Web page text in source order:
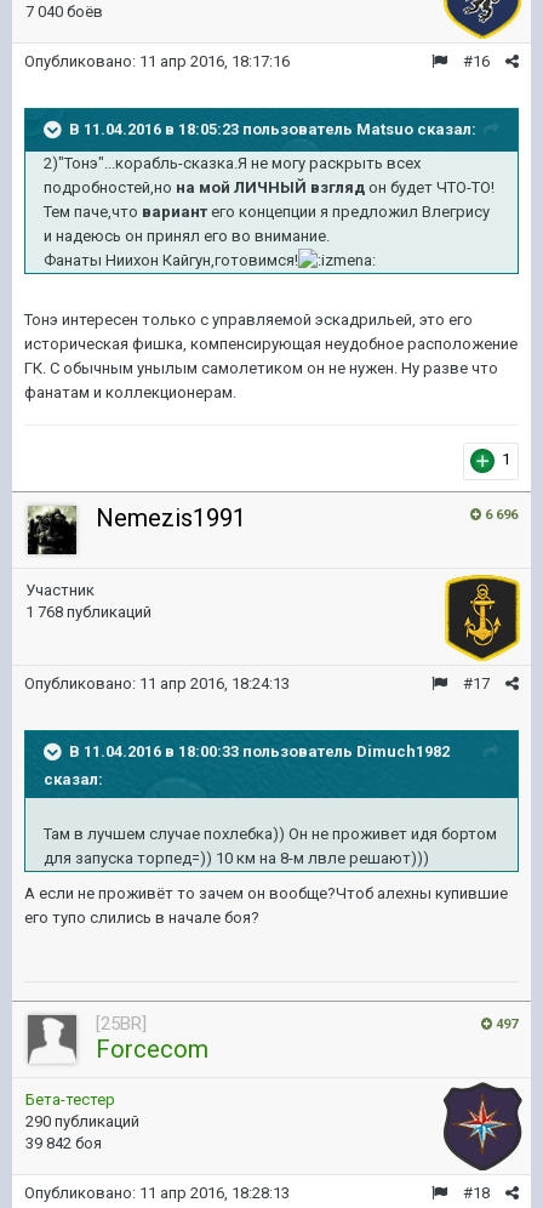
7 040 боёв
#16
Опубликовано: 11 апр 2016, 18:17:16
В 11.04.2016 в 18:05:23 пользователь Matsuo сказал:
2)"Тонэ"...корабль-сказка.Я не могу раскрыть всех
подробностей,но на мой ЛИЧНЫЙ взгляд он будет ЧТО-ТО!
Тем паче,что вариант его концепции я предложил Влегрису
и надеюсь он принял его во внимание.
Фанаты Ниихон Кайгун,готовимся!
Тонэ интересен только с управляемой эскадрильей, это его
историческая фишка, компенсирующая неудобное расположение
ГК. С обычным унылым самолетиком он не нужен. Ну разве что
фанатам и коллекционерам.
1
6 696
Nemezis1991
Участник
1 768 публикаций
#17
Опубликовано: 11 апр 2016, 18:24:13
В 11.04.2016 в 18:00:33 пользователь Dimuch1982
сказал:
Там в лучшем случае похлебка)) Он не проживет идя бортом
для запуска торпед=)) 10 км на 8-м лвле решают)))
А если не проживёт то зачем он вообще?Чтоб алехны купившие
его тупо слились в начале боя?
497
[25BR]
Forcecom
Бета-тестер
290 публикаций
39 842 боя
#18
Опубликовано: 11 апр 2016, 18:28:13